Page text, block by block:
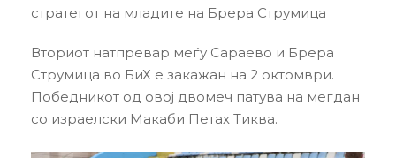
стратегот на младите на Брера Струмица
Вториот натпревар меѓу Сараево и Брера
Струмица во БиХ е закажан на 2 октомври.
Победникот од овој двомеч патува на мегдан
со израелски Макаби Петах Тиква.